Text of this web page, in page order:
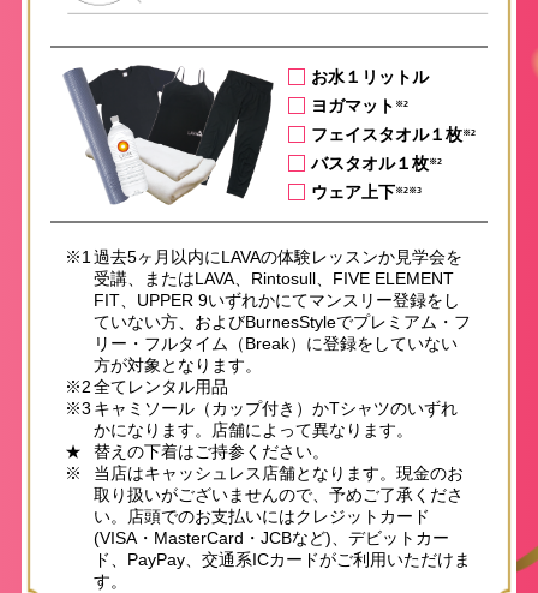
お水１リットル
ヨガマット ※2
フェイスタオル１枚※2
バスタオル１枚※2
ウェア上下※2※3
※1 過去5ヶ月以内にLAVAの体験レッスンか見学会を
受講、またはLAVA、Rintosull、FIVE ELEMENT
FIT、UPPER 9いずれかにてマンスリー登録をし
ていない方、およびBurnesStyleでプレミアム・フ
リー・フルタイム（Break）に登録をしていない
方が対象となります。
※2全てレンタル用品
※3 キャミソール（カップ付き）かTシャツのいずれ
かになります。店舗によって異なります。
★
替えの下着はご持参ください。
※
当店はキャッシュレス店舗となります。現金のお
取り扱いがございませんので、予めご了承くださ
い。店頭でのお支払いにはクレジットカード
(VISA・MasterCard・JCBなど)、デビットカー
ド、PayPay、交通系ICカードがご利用いただけま
す。